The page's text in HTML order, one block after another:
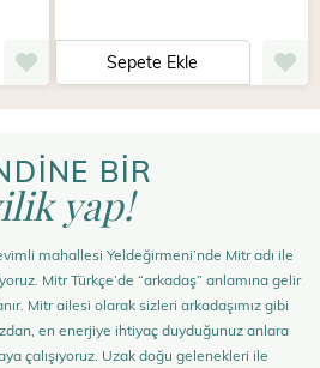
Sepete Ekle
BİR
yap!
mahallesi Yeldeğirmeni’nde Mitr adı ile
Mitr Türkçe’de “arkadaş” anlamına gelir
Mitr ailesi olarak sizleri arkadaşımız gibi
en enerjiye ihtiyaç duyduğunuz anlara
çalışıyoruz. Uzak doğu gelenekleri ile